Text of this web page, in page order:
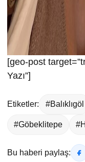
[geo-post
Yazı”]
Etiketler: #Balıklıgöl
#Göbeklitepe
Bu haberi paylaş: